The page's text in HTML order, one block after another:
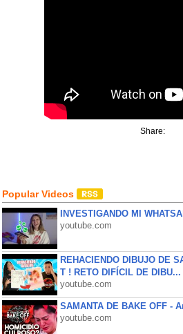
Share:
Popular Videos
INVESTIGANDO MI
youtube.com
REHACIENDO DIBUJO DE
T ! RETO DIFÍCIL DE DIBU...
youtube.com
SAMANTA DE BAKE OFF -
youtube.com